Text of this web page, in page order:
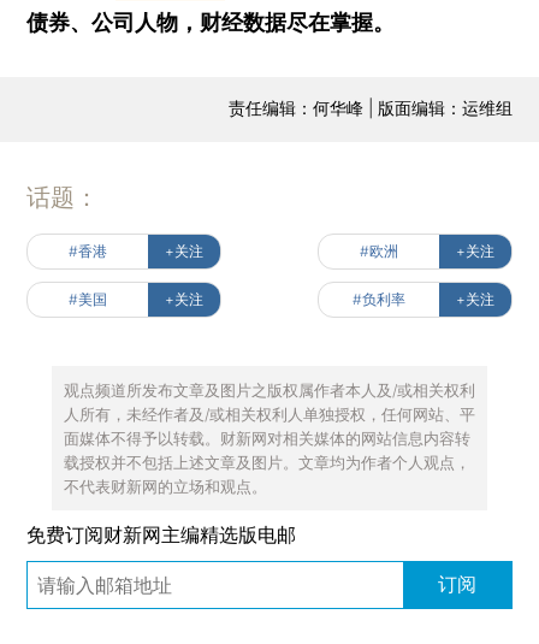
债券、公司人物，财经数据尽在掌握。
责任编辑：何华峰 | 版面编辑：运维组
话题：
#香港 +关注 #欧洲 +关注
#美国 +关注 #负利率 +关注
观点频道所发布文章及图片之版权属作者本人及/或相关权利
人所有，未经作者及/或相关权利人单独授权，任何网站、平
面媒体不得予以转载。财新网对相关媒体的网站信息内容转
载授权并不包括上述文章及图片。文章均为作者个人观点，
不代表财新网的立场和观点。
免费订阅财新网主编精选版电邮
订阅